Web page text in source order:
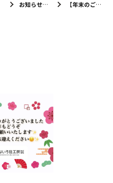
お知らせ・ブログ 【年末のご挨拶🕊️】